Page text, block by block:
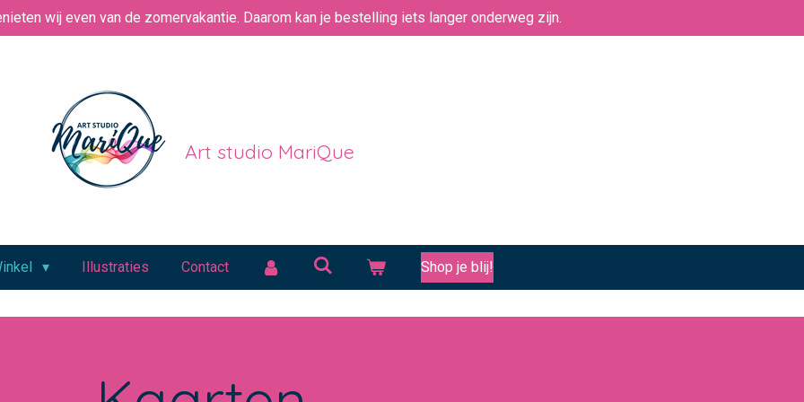
wij even van de zomervakantie. Daarom kan je bestelling iets langer onderweg zijn.
Art studio MariQue
Illustraties Contact Shop je blij!